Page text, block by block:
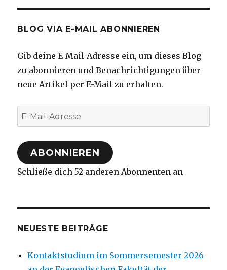
BLOG VIA E-MAIL ABONNIEREN
Gib deine E-Mail-Adresse ein, um dieses Blog
zu abonnieren und Benachrichtigungen über
neue Artikel per E-Mail zu erhalten.
E-
Mail-
Adresse
ABONNIEREN
Schließe dich 52 anderen Abonnenten an
NEUESTE BEITRÄGE
Kontaktstudium im Sommersemester 2026